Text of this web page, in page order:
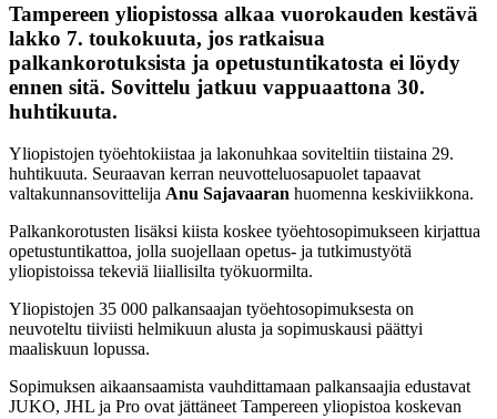
Tampereen yliopistossa alkaa vuorokauden kestävä
lakko 7. toukokuuta, jos ratkaisua
palkankorotuksista ja opetustuntikatosta ei löydy
ennen sitä. Sovittelu jatkuu vappuaattona 30.
huhtikuuta.
Yliopistojen työehtokiistaa ja lakonuhkaa soviteltiin tiistaina 29.
huhtikuuta. Seuraavan kerran neuvotteluosapuolet tapaavat
valtakunnansovittelija Anu Sajavaaran huomenna keskiviikkona.
Palkankorotusten lisäksi kiista koskee työehtosopimukseen kirjattua
opetustuntikattoa, jolla suojellaan opetus- ja tutkimustyötä
yliopistoissa tekeviä liiallisilta työkuormilta.
Yliopistojen 35 000 palkansaajan työehtosopimuksesta on
neuvoteltu tiiviisti helmikuun alusta ja sopimuskausi päättyi
maaliskuun lopussa.
Sopimuksen aikaansaamista vauhdittamaan palkansaajia edustavat
JUKO, JHL ja Pro ovat jättäneet Tampereen yliopistoa koskevan